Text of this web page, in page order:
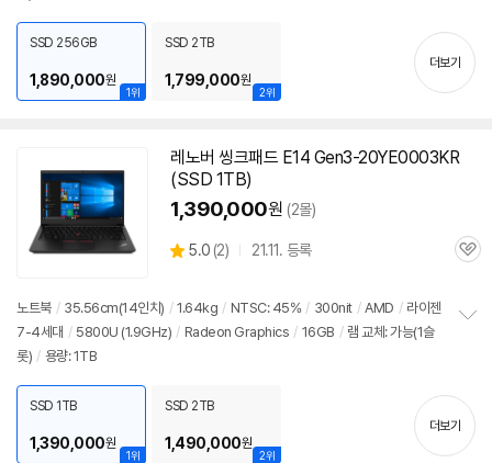
기
1위
SSD 256GB
1,890,000원
2위
SSD 2TB
1,799,000원
더보기
레노버 씽크패드 E14 Gen3-20YE0003KR
(SSD 1TB)
1,390,000원 (2몰)
별
5.0 (상
뷰
2) 21.11. 등록
관
노트북 / 35.56cm(14인치) / 1.64kg / NTSC: 45% / 300nit / AMD / 라이젠
7-4세대 / 5800U (1.9GHz) / Radeon Graphics / 16GB / 램 교체: 가능(1슬
롯) / 용량: 1TB
기
1위
SSD 1TB
1,390,000원
2위
SSD 2TB
1,490,000원
더보기